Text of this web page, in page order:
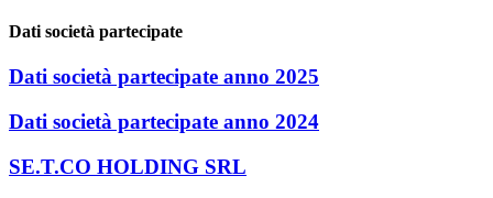
Dati società partecipate
Dati società partecipate anno 2025
Dati società partecipate anno 2024
SE.T.CO HOLDING SRL